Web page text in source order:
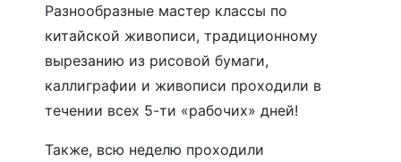
Разнообразные мастер классы по
китайской живописи, традиционному
вырезанию из рисовой бумаги,
каллиграфии и живописи проходили в
течении всех 5-ти «рабочих» дней!
Также, всю неделю проходили